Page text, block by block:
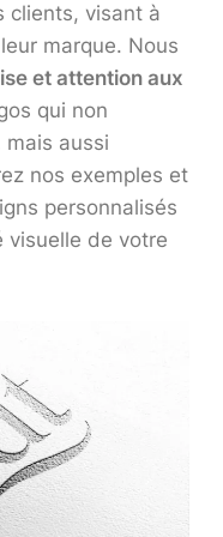
clients, visant à
marque. Nous
et attention aux
qui non
mais aussi
nos exemples et
personnalisés
visuelle de votre